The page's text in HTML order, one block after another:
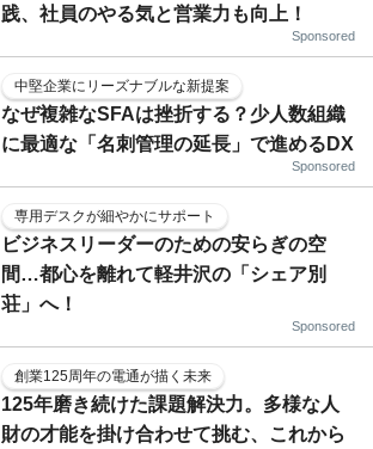
践、社員のやる気と営業力も向上！
Sponsored
中堅企業にリーズナブルな新提案
なぜ複雑なSFAは挫折する？少人数組織
に最適な「名刺管理の延長」で進めるDX
Sponsored
専用デスクが細やかにサポート
ビジネスリーダーのための安らぎの空
間…都心を離れて軽井沢の「シェア別
荘」へ！
Sponsored
創業125周年の電通が描く未来
125年磨き続けた課題解決力。多様な人
財の才能を掛け合わせて挑む、これから